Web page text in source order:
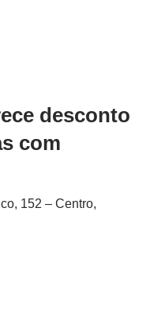
desconto
com
152 – Centro,